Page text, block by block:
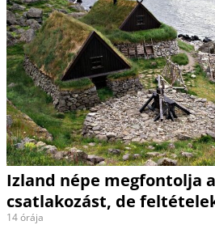
Izland népe megfontolja
csatlakozást, de
14 órája